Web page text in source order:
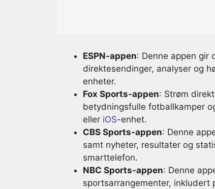
ESPN-appen: Denne appen gir
direktesendinger, analyser og
enheter.
Fox Sports-appen: Strøm
betydningsfulle fotballkamper
eller iOS-enhet.
CBS Sports-appen: Denne
samt nyheter, resultater og
smarttelefon.
NBC Sports-appen: Denne
sportsarrangementer, inkludert